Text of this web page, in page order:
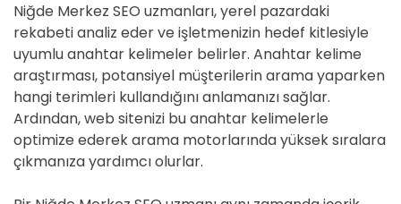
Niğde Merkez SEO uzmanları, yerel pazardaki
rekabeti analiz eder ve işletmenizin hedef kitlesiyle
uyumlu anahtar kelimeler belirler. Anahtar kelime
araştırması, potansiyel müşterilerin arama yaparken
hangi terimleri kullandığını anlamanızı sağlar.
Ardından, web sitenizi bu anahtar kelimelerle
optimize ederek arama motorlarında yüksek sıralara
çıkmanıza yardımcı olurlar.